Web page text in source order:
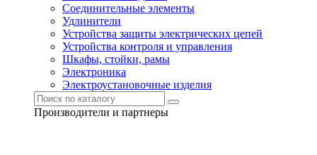
Соединительные элементы
Удлинители
Устройства защиты электрических цепей
Устройства контроля и управления
Шкафы, стойки, рамы
Электроника
Электроустановочные изделия
Производители и партнеры